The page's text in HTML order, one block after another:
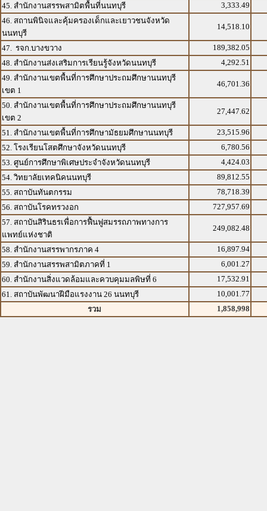
45. สำนักงานสรรพสามิตพื้นที่นนทบุรี
3,333.49
46. สถานพินิจและคุ้มครองเด็กและเยาวชนจังหวัด
นนทบุรี
14,518.10
47. รจก.บางขวาง
189,382.05
48. สำนักงานส่งเสริมการเรียนรู้จังหวัดนนทบุรี
4,292.51
49. สำนักงานเขตพื้นที่การศึกษาประถมศึกษานนทบุรี
เขต 1
46,701.36
50. สำนักงานเขตพื้นที่การศึกษาประถมศึกษานนทบุรี
เขต 2
27,447.62
51. สำนักงานเขตพื้นที่การศึกษามัธยมศึกษานนทบุรี
23,515.96
52. โรงเรียนโสตศึกษาจังหวัดนนทบุรี
6,780.56
53. ศูนย์การศึกษาพิเศษประจำจังหวัดนนทบุรี
4,424.03
54. วิทยาลัยเทคนิคนนทบุรี
89,812.55
55. สถาบันทันตกรรม
78,718.39
56. สถาบันโรคทรวงอก
727,957.69
57. สถาบันสิรินธรเพื่อการฟื้นฟูสมรรถภาพทางการ
แพทย์แห่งชาติ
249,082.48
58. สำนักงานสรรพากรภาค 4
16,897.94
59. สำนักงานสรรพสามิตภาคที่ 1
6,001.27
60. สำนักงานสิ่งแวดล้อมและควบคุมมลพิษที่ 6
17,532.91
61. สถาบันพัฒนาฝีมือแรงงาน 26 นนทบุรี
10,001.77
รวม
1,858,998